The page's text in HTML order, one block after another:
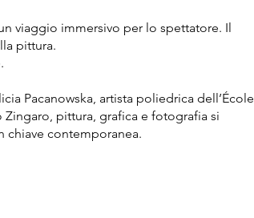
viaggio immersivo per lo spettatore. Il
pittura.
Pacanowska, artista poliedrica dell’École
pittura, grafica e fotografia si
chiave contemporanea.